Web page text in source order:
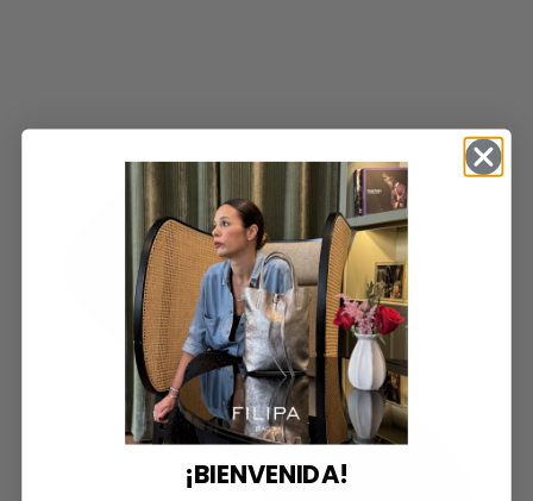
¡BIENVENIDA!